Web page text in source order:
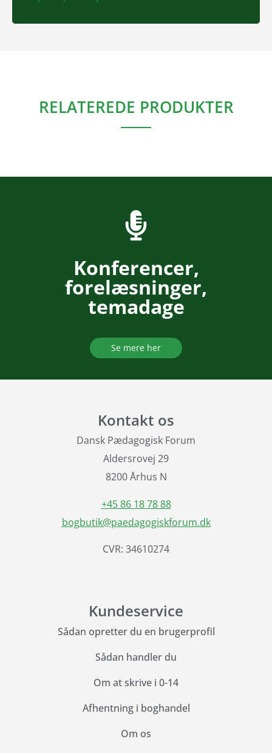
RELATEREDE PRODUKTER
Konferencer,
forelæsninger,
temadage
Se mere her
Kontakt os
Dansk Pædagogisk Forum
Aldersrovej 29
8200 Århus N
+45 86 18 78 88
bogbutik@paedagogiskforum.dk
CVR: 34610274
Kundeservice
Sådan opretter du en brugerprofil
Sådan handler du
Om at skrive i 0-14
Afhentning i boghandel
Om os